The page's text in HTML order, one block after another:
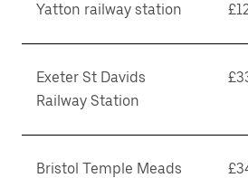
Yatton railway station
Exeter St Davids
Railway Station
Bristol Temple Meads